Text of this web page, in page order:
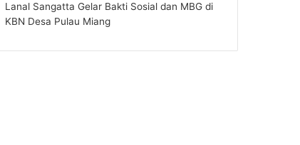
Lanal Sangatta Gelar Bakti Sosial dan MBG di
KBN Desa Pulau Miang